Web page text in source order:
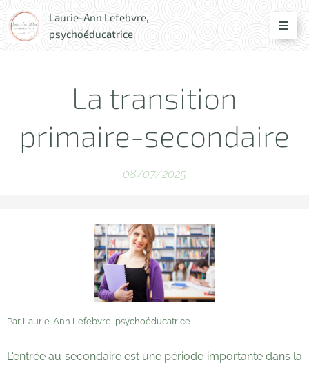
Laurie-Ann Lefebvre,
psychoéducatrice
La transition
primaire-secondaire
08/07/2025
Par Laurie-Ann Lefebvre, psychoéducatrice
L'entrée au secondaire est une période importante dans la